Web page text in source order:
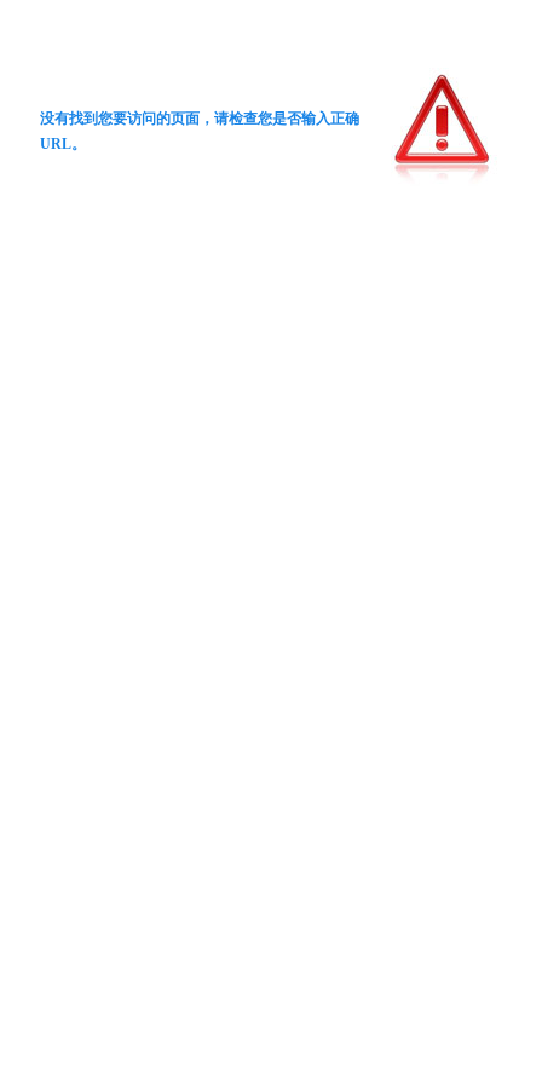
没有找到您要访问的页面，请检查您是否输入正确
URL。